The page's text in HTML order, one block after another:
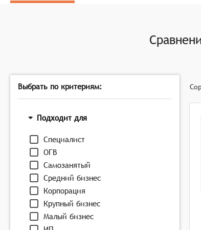
Интегрироваться с базами данных, веб-
Выбрать по критериям:
Подходит для
Специалист
ОГВ
Самозанятый
Средний бизнес
Корпорация
Крупный бизнес
Малый бизнес